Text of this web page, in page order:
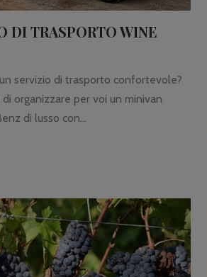
DI TRASPORTO WINE
servizio di trasporto confortevole?
organizzare per voi un minivan
di lusso con...